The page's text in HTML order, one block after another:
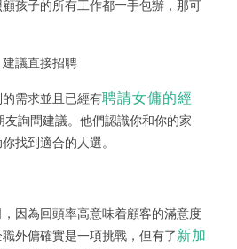
孩子的所有工作都一手包辦，那可
議直接招聘
需求並且已經有聘請女傭的經
友詢問建議。他們認識你和你的家
找到適合的人選。
因為回頭率高意味着顧客的滿意度
外傭確實是一項挑戰，但有了新加